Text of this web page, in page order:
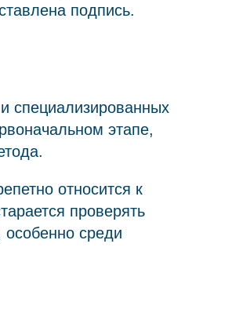
подпись.
специализированных
этапе,
относится к
проверять
среди